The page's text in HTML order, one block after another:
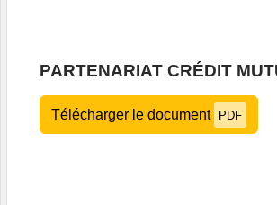
PARTENARIAT CRÉDIT
Télécharger le document PDF